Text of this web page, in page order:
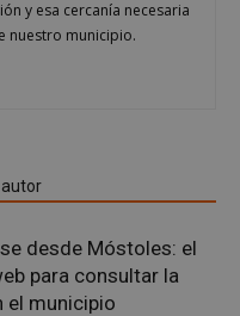
y esa cercanía necesaria
nuestro municipio.
autor
desde Móstoles: el
para consultar la
el municipio
Cloudflare Inc.
.twitter.com
29 minutos